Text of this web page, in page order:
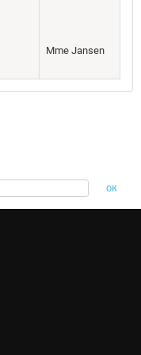
Mme Jansen